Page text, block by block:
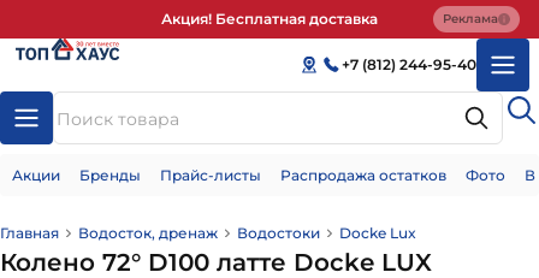
Акция! Бесплатная доставка Реклама
+7 (812) 244-95-40
Акции Бренды Прайс-листы Распродажа остатков Фото
Главная Водосток, дренаж Водостоки Docke Lux
Колено 72° D100 латте Docke LUX